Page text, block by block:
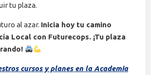
tu plaza.
al azar. Inicia hoy tu camino
Local con Futurecops. ¡Tu plaza
cursos y planes en la Academia